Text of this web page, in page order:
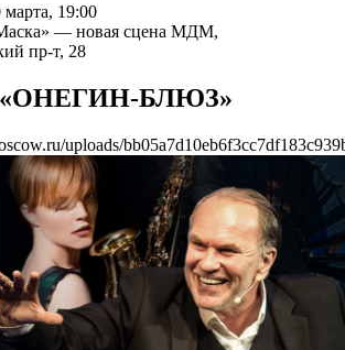
19:00
— новая сцена МДМ,
пр-т, 28
«ОНЕГИН-БЛЮЗ»
uploads/